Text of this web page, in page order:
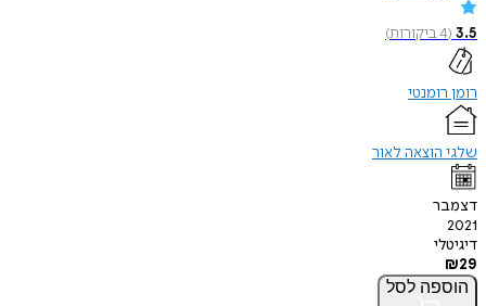
3.5
(
4ביקורות)
רומן רומנטי
שלגי הוצאה לאור
דצמבר
2021
דיגיטלי
₪29
הוספה לסל